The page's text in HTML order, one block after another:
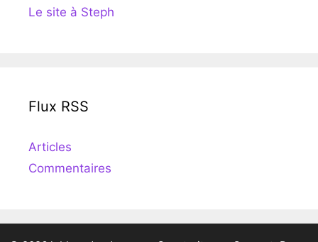
Le site à Steph
Flux RSS
Articles
Commentaires